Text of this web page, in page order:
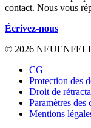
contact. Nous vous
Écrivez-nous
© 2026
CG
Protection des
Droit de
Paramètres des
Mentions